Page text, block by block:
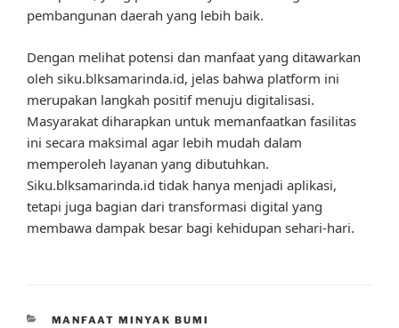
pembangunan daerah yang lebih baik.
Dengan melihat potensi dan manfaat yang ditawarkan
oleh siku.blksamarinda.id, jelas bahwa platform ini
merupakan langkah positif menuju digitalisasi.
Masyarakat diharapkan untuk memanfaatkan fasilitas
ini secara maksimal agar lebih mudah dalam
memperoleh layanan yang dibutuhkan.
Siku.blksamarinda.id tidak hanya menjadi aplikasi,
tetapi juga bagian dari transformasi digital yang
membawa dampak besar bagi kehidupan sehari-hari.
CATEGORIES
MANFAAT MINYAK BUMI